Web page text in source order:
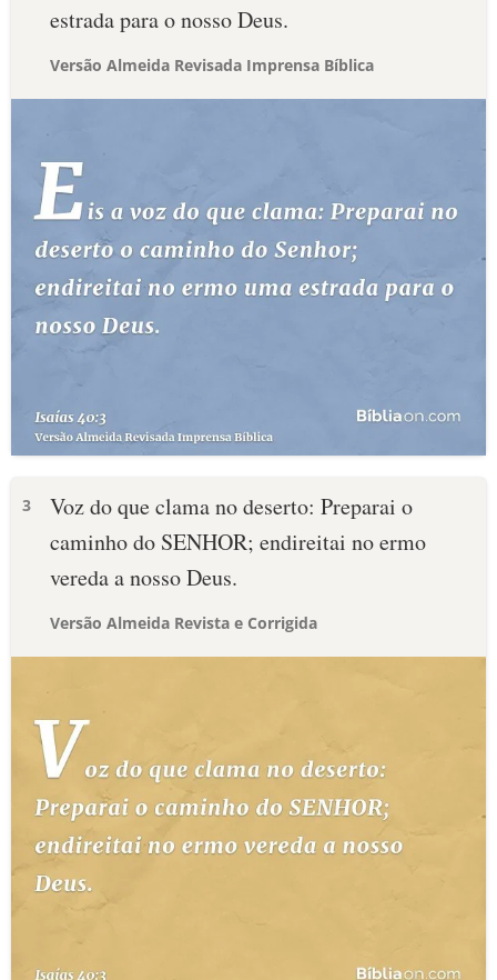
estrada para o nosso Deus.
Versão Almeida Revisada Imprensa Bíblica
3
Voz do que clama no deserto: Preparai o
caminho do SENHOR; endireitai no ermo
vereda a nosso Deus.
Versão Almeida Revista e Corrigida